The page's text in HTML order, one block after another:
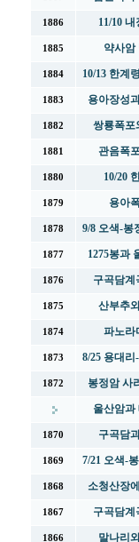
1886 11/10
1885 약사암
1884 10/13 한계
1883 용아장성
1882 쌍룡폭포
1881 관음폭
1880 10/20
1879 용아
1878 9/8 오색-봉
1877 1275봉과
1876 구곡담계
1875 산부추
1874 파노라
1873 8/25 용대
1872 봉정암 사
울산암과
1870 구곡담
1869 7/21 오색-
1868 소청산장
1867 구곡담계
1866 말나리